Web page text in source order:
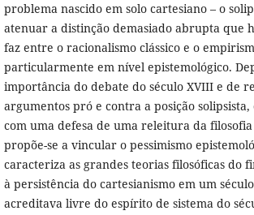
problema nascido em solo cartesiano – o
atenuar a distinção demasiado abrupta que
faz entre o racionalismo clássico e o
particularmente em nível epistemológico.
importância do debate do século XVIII e de
argumentos pró e contra a posição
com uma defesa de uma releitura da filosofia
propõe-se a vincular o pessimismo
caracteriza as grandes teorias filosóficas do
à persistência do cartesianismo em um
acreditava livre do espírito de sistema do